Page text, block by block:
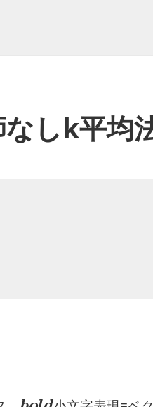
しk平均
bold